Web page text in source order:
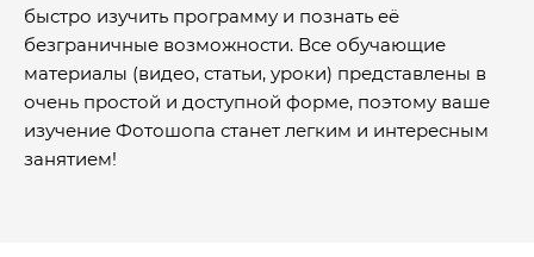
быстро изучить программу и познать её
безграничные возможности. Все обучающие
материалы (видео, статьи, уроки) представлены в
очень простой и доступной форме, поэтому ваше
изучение Фотошопа станет легким и интересным
занятием!